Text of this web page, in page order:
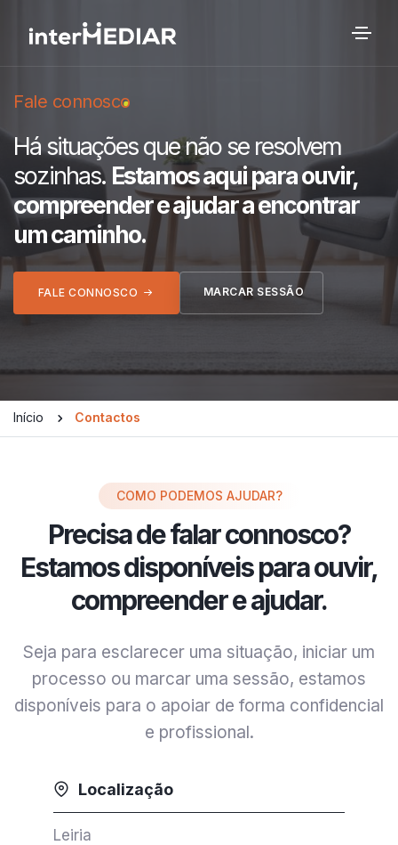
Fale connosco
Há situações que não se resolvem
sozinhas. Estamos aqui para ouvir,
compreender e ajudar a encontrar
um caminho.
FALE CONNOSCO MARCAR SESSÃO
Início Contactos
COMO PODEMOS AJUDAR?
Precisa de falar connosco?
Estamos disponíveis para ouvir,
compreender e ajudar.
Seja para esclarecer uma situação, iniciar um
processo ou marcar uma sessão, estamos
disponíveis para o apoiar de forma confidencial
e profissional.
Localização
Leiria